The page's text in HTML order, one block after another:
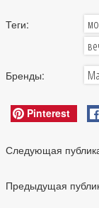
Теги:
Бренды:
Pinterest
Следующая
Предыдущая